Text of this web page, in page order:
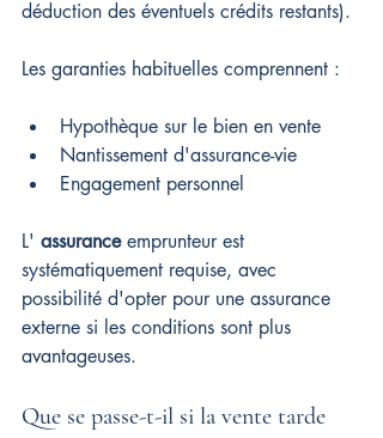
déduction des éventuels crédits restants).
Les garanties habituelles comprennent :
Hypothèque sur le bien en vente
Nantissement d'assurance-vie
Engagement personnel
L' assurance emprunteur est
systématiquement requise, avec
possibilité d'opter pour une assurance
externe si les conditions sont plus
avantageuses.
Que se passe-t-il si la vente tarde